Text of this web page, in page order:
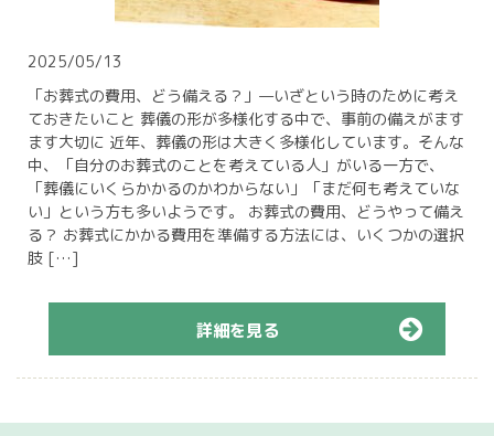
2025/05/13
「お葬式の費用、どう備える？」—いざという時のために考え
ておきたいこと 葬儀の形が多様化する中で、事前の備えがます
ます大切に 近年、葬儀の形は大きく多様化しています。そんな
中、「自分のお葬式のことを考えている人」がいる一方で、
「葬儀にいくらかかるのかわからない」「まだ何も考えていな
い」という方も多いようです。 お葬式の費用、どうやって備え
る？ お葬式にかかる費用を準備する方法には、いくつかの選択
肢 […]
詳細を見る